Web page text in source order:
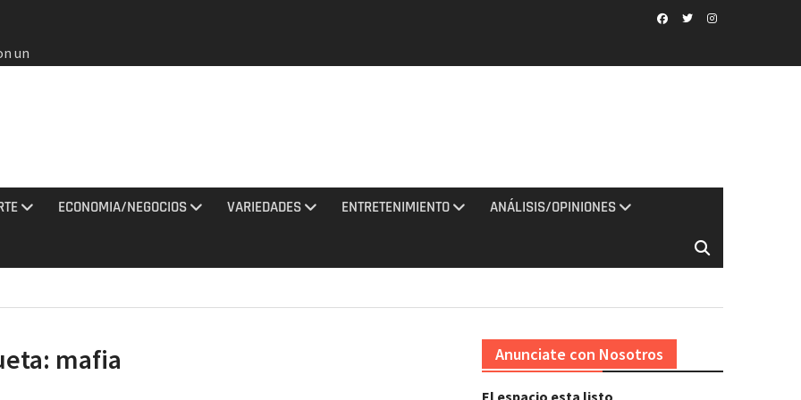
un
en
a
ECONOMIA/NEGOCIOS VARIEDADES ENTRETENIMIENTO ANÁLISIS/OPINIONES
mafia Anunciate con Nosotros
El espacio esta listo